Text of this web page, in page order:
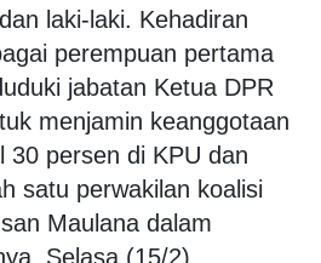
laki-laki. Kehadiran
perempuan pertama
jabatan Ketua DPR
menjamin keanggotaan
30 persen di KPU dan
satu perwakilan koalisi
Maulana dalam
Selasa (15/2).